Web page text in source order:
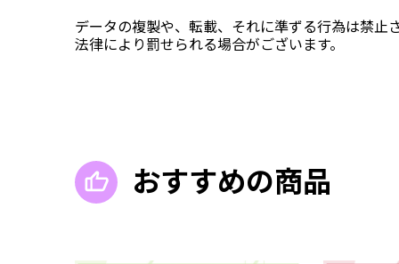
データの複製や、転載、それに準ずる行為は禁止
法律により罰せられる場合がございます。
おすすめの商品